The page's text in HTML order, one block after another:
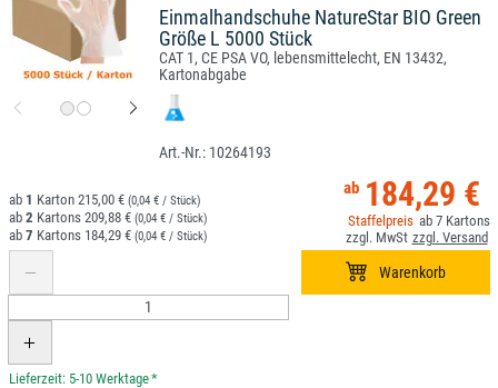
Einmalhandschuhe NatureStar BIO Green
Größe L 5000 Stück
CAT 1, CE PSA VO, lebensmittelecht, EN 13432,
Kartonabgabe
10264193
184,29 €
7
1 215,00 € (0,04 € / Stück)
2 209,88 € (0,04 € / Stück)
7 184,29 € (0,04 € / Stück)
*